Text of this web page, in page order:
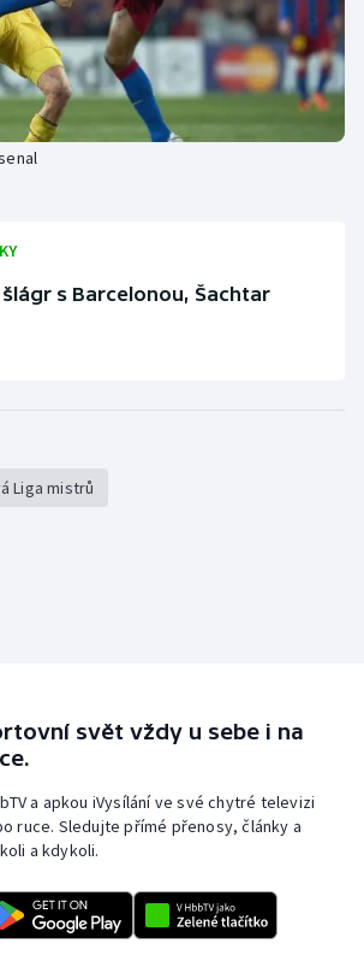
s Barcelonou, Šachtar
Liga mistrů
svět vždy u sebe i na
a apkou iVysílání ve své chytré televizi
ruce. Sledujte přímé přenosy, články a
a kdykoli.